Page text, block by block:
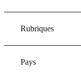
Rubriques
Pays